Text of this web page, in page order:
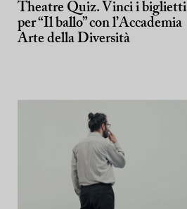
Theatre Quiz. Vinci i biglietti
per “Il ballo” con l’Accademia
Arte della Diversità